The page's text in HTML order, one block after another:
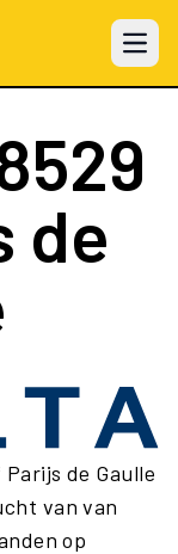
Open
de
de Gaulle
van van
op